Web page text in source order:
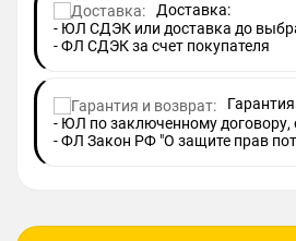
Доставка:
- ЮЛ СДЭК или доставка до
- ФЛ СДЭК за счет покупателя
- ЮЛ по заключенному договору,
- ФЛ Закон РФ "О защите прав